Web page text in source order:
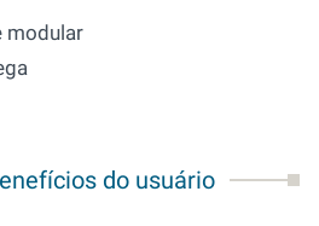
modular
do usuário